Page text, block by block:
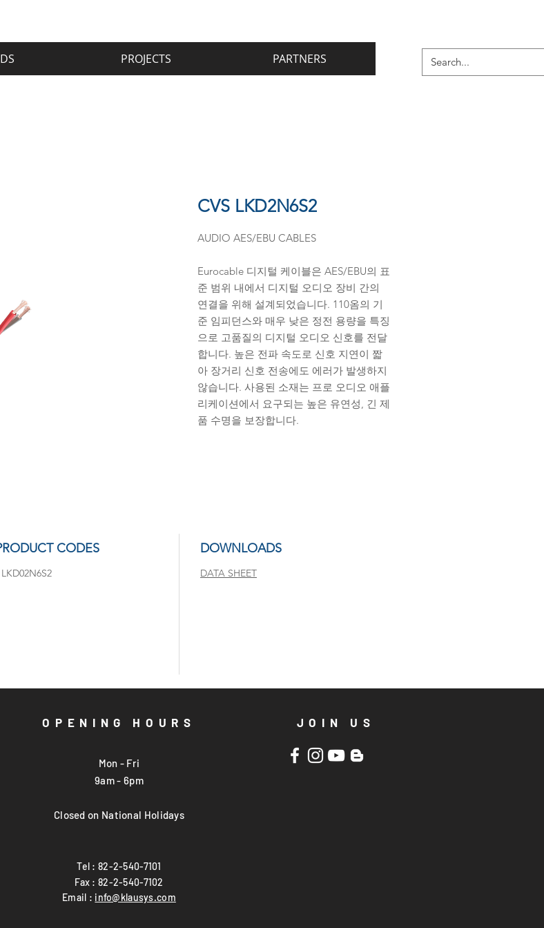
PROJECTS PARTNERS
CVS LKD2N6S2
AUDIO AES/EBU CABLES
Eurocable 디지털 케이블은 AES/EBU의 표
준 범위 내에서 디지털 오디오 장비 간의
연결을 위해 설계되었습니다. 110옴의 기
준 임피던스와 매우 낮은 정전 용량을 특징
으로 고품질의 디지털 오디오 신호를 전달
합니다. 높은 전파 속도로 신호 지연이 짧
아 장거리 신호 전송에도 에러가 발생하지
않습니다. 사용된 소재는 프로 오디오 애플
리케이션에서 요구되는 높은 유연성, 긴 제
품 수명을 보장합니다.
CODES
LKD02N6S2
DOWNLOADS
DATA SHEET
OPENING HOURS
Mon - Fri
9am - 6pm
Closed on National Holidays
Tel : 82-2-540-7101
Fax : 82-2-540-7102
Email : info@klausys.com
JOIN US